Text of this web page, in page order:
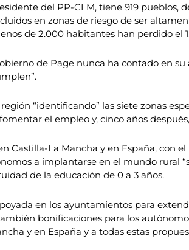
del PP-CLM, tiene 919 pueblos,
en zonas de riesgo de ser
de 2.000 habitantes han perdido el
de Page nunca ha contado en
“identificando” las siete zonas
el empleo y, cinco años
Castilla-La Mancha y en España, con
a implantarse en el mundo rural
de la educación de 0 a 3 años.
en los ayuntamientos para
bonificaciones para los
y en España y a todas estas